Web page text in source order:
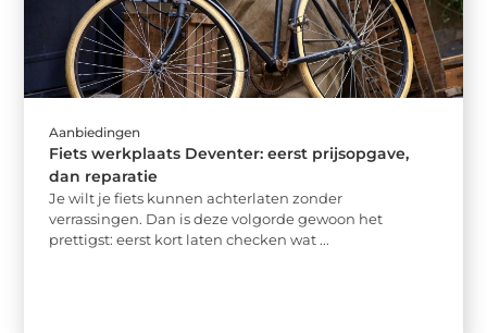
Aanbiedingen
Fiets werkplaats Deventer: eerst prijsopgave,
dan reparatie
Je wilt je fiets kunnen achterlaten zonder
verrassingen. Dan is deze volgorde gewoon het
prettigst: eerst kort laten checken wat ...